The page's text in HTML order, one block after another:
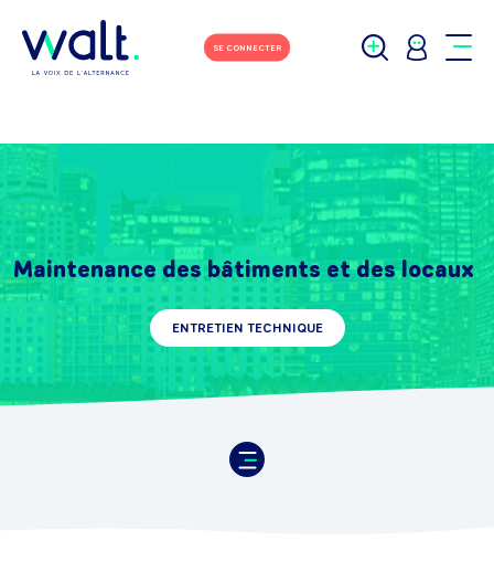
SE CONNECTER
Maintenance des bâtiments et des locaux
ENTRETIEN TECHNIQUE